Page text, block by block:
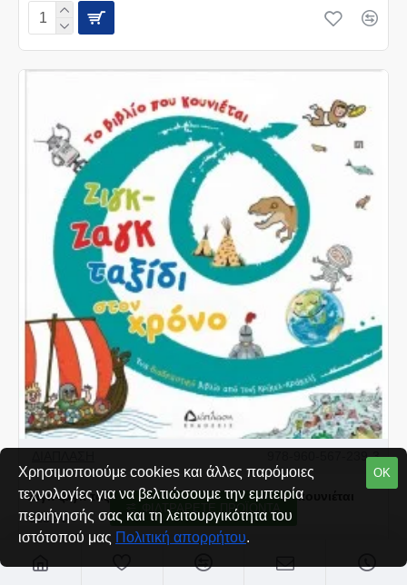
978-960-567-239-3
Ζιγκ-ζαγκ ταξίδι στον χρόνο. Το βιβλίο που κουνιέται
€13,50
ΟΚ
Χρησιμοποιούμε cookies και άλλες παρόμοιες
τεχνολογίες για να βελτιώσουμε την εμπειρία
περιήγησής σας και τη λειτουργικότητα του
ιστότοπού μας Πολιτική απορρήτου.
ΦΙΛΤΡΆΡΕΤΕ ΠΡΟΪΌΝΤΑ